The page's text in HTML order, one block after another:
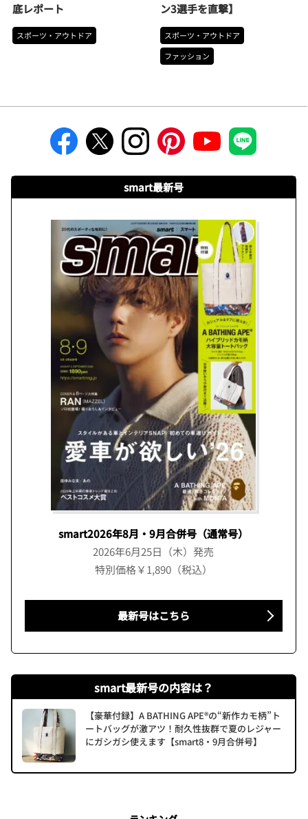
底レポート
スポーツ・アウトドア
ン3選手を直撃】
スポーツ・アウトドア
ファッション
smart最新号
smart2026年8月・9月合併号（通常号）
2026年6月25日（木）発売
特別価格￥1,890（税込）
最新号はこちら
smart最新号の内容は？
【豪華付録】A BATHING APE®の“新作カモ柄”ト
ートバッグが激アツ！耐久性抜群で夏のレジャー
にガシガシ使えます【smart8・9月合併号】